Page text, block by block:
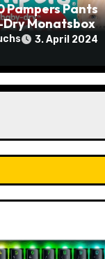
Pampers Pants
Monatsbox
4) – €0,204 pro
(Sparabo) – Spare
3. April 2024